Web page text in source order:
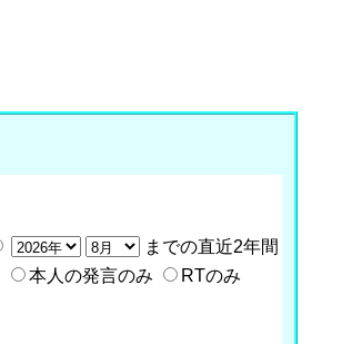
までの直近2年間
本人の発言のみ
RTのみ